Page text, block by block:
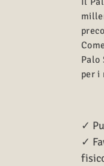
Palo
per i
✓
✓